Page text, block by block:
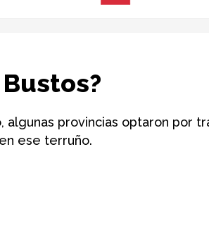
provincias optaron por
ese terruño.